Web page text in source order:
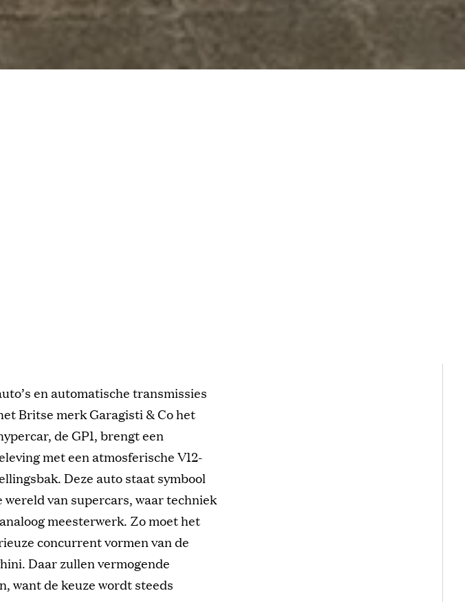
en automatische transmissies
Britse merk Garagisti & Co het
de GP1, brengt een
met een atmosferische V12-
Deze auto staat symbool
van supercars, waar techniek
meesterwerk. Zo moet het
concurrent vormen van de
Daar zullen vermogende
want de keuze wordt steeds